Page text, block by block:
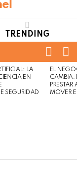
TRENDING
LA
EN
SEGURIDAD
EL
CAMBIA:
MOVER